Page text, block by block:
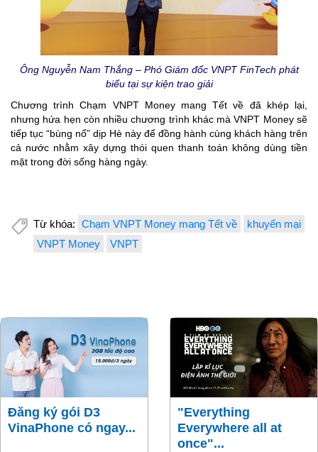
Ông Nguyễn Nam Thắng – Phó Giám đốc VNPT FinTech phát
biểu tại sự kiện trao giải
Chương trình Chạm VNPT Money mang Tết về đã khép lại,
nhưng hứa hẹn còn nhiều chương trình khác mà VNPT Money sẽ
tiếp tục “bùng nổ” dịp Hè này để đồng hành cùng khách hàng trên
cả nước nhằm xây dựng thói quen thanh toán không dùng tiền
mặt trong đời sống hàng ngày.
Từ khóa: Chạm VNPT Money mang Tết về
khuyến mại
VNPT Money
VNPT
Đăng ký gói D3
VinaPhone có ngay...
"Everything
Everywhere all at
once"...